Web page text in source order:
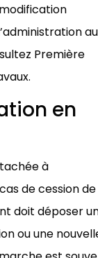
au
Première
en
à
de cession de
doit déposer
ou une